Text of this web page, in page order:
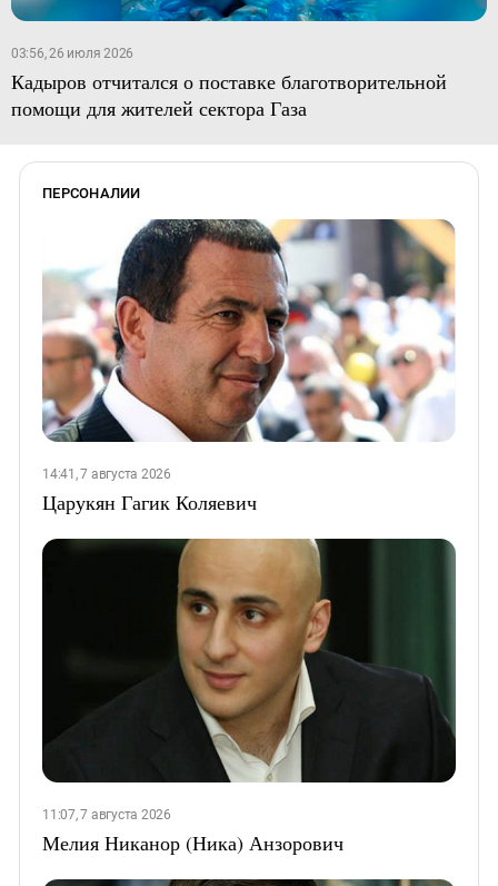
03:56, 26 июля 2026
Кадыров отчитался о поставке благотворительной
помощи для жителей сектора Газа
ПЕРСОНАЛИИ
14:41, 7 августа 2026
Царукян Гагик Коляевич
11:07, 7 августа 2026
Мелия Никанор (Ника) Анзорович